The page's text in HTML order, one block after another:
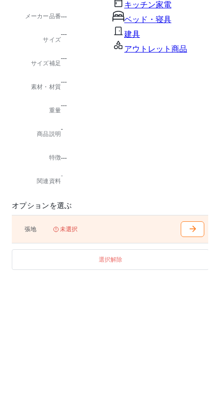
キッチン家電
ベッド・寝具
建具
アウトレット商品
メーカー品番---
サイズ
---
サイズ補足
---
素材・材質
---
重量
---
商品説明
-
特徴---
関連資料
-
オプションを選ぶ
張地 未選択
選択解除